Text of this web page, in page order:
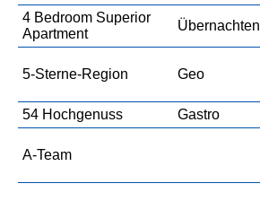
4 Bedroom Superior
Apartment
Übernachten
5-Sterne-Region Geo
54 Hochgenuss Gastro
A-Team